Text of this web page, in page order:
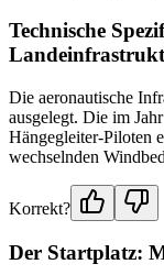
Technische
Die aeronautische
ausgelegt. Die im
Hängegleiter-Piloten
wechselnden
Korrekt?
Der Startplatz: